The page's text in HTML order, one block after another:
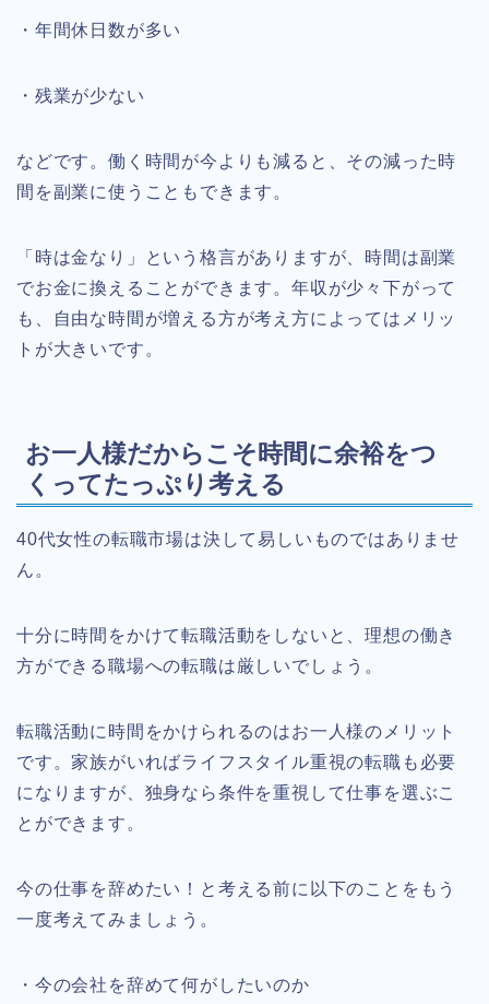
・年間休日数が多い
・残業が少ない
などです。働く時間が今よりも減ると、その減った時
間を副業に使うこともできます。
「時は金なり」という格言がありますが、時間は副業
でお金に換えることができます。年収が少々下がって
も、自由な時間が増える方が考え方によってはメリッ
トが大きいです。
お一人様だからこそ時間に余裕をつ
くってたっぷり考える
40代女性の転職市場は決して易しいものではありませ
ん。
十分に時間をかけて転職活動をしないと、理想の働き
方ができる職場への転職は厳しいでしょう。
転職活動に時間をかけられるのはお一人様のメリット
です。家族がいればライフスタイル重視の転職も必要
になりますが、独身なら条件を重視して仕事を選ぶこ
とができます。
今の仕事を辞めたい！と考える前に以下のことをもう
一度考えてみましょう。
・今の会社を辞めて何がしたいのか